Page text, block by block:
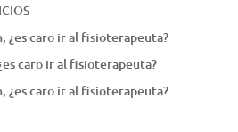
¿es caro ir al fisioterapeuta?
caro ir al fisioterapeuta?
¿es caro ir al fisioterapeuta?